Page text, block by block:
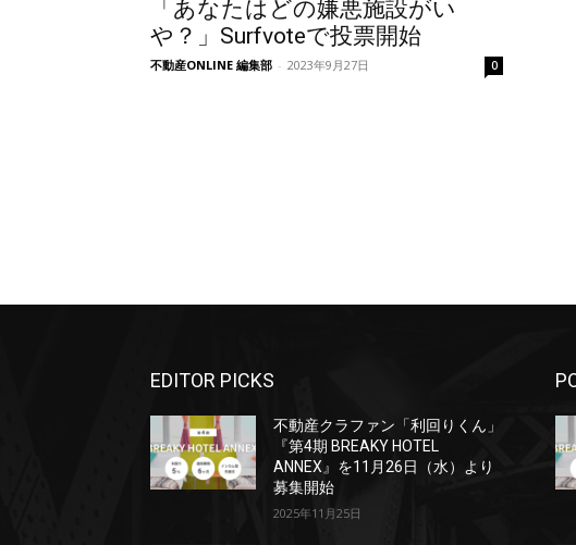
「あなたはどの嫌悪施設がい
や？」Surfvoteで投票開始
不動産ONLINE 編集部 - 2023年9月27日 0
EDITOR PICKS
不動産クラファン「利回りくん」
『第4期 BREAKY HOTEL
ANNEX』を11月26日（水）より
募集開始
2025年11月25日